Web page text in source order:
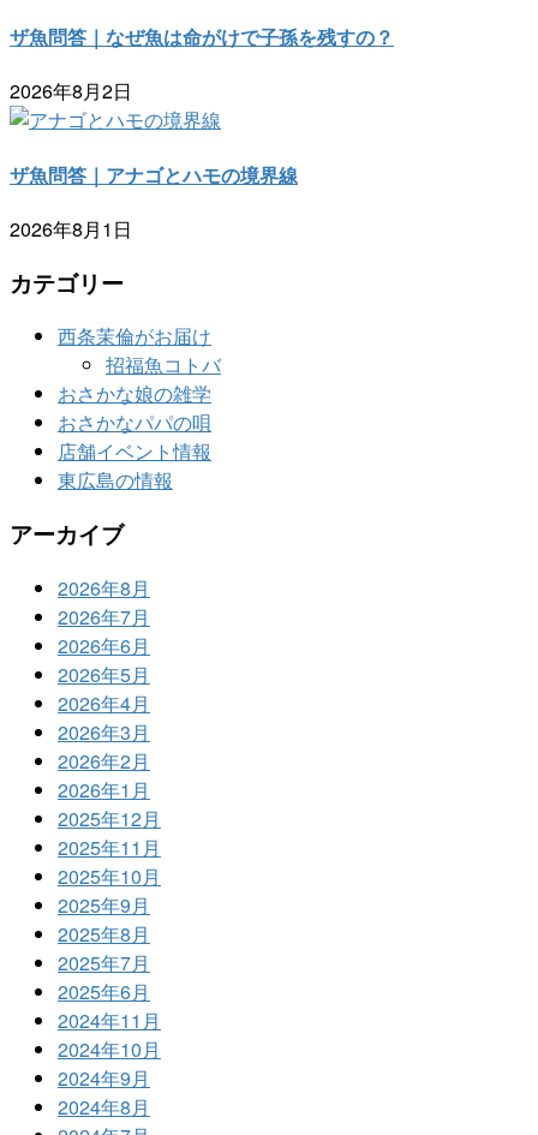
ザ魚問答｜なぜ魚は命がけで子孫を残すの？
2026年8月2日
ザ魚問答｜アナゴとハモの境界線
2026年8月1日
カテゴリー
西条茉倫がお届け
招福魚コトバ
おさかな娘の雑学
おさかなパパの唄
店舗イベント情報
東広島の情報
アーカイブ
2026年8月
2026年7月
2026年6月
2026年5月
2026年4月
2026年3月
2026年2月
2026年1月
2025年12月
2025年11月
2025年10月
2025年9月
2025年8月
2025年7月
2025年6月
2024年11月
2024年10月
2024年9月
2024年8月